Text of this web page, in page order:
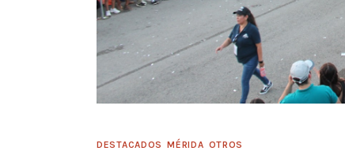
DESTACADOS MÉRIDA OTROS